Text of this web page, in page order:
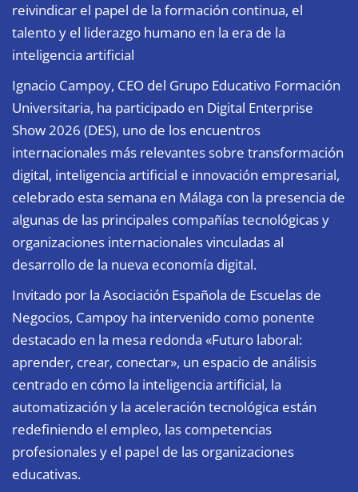
reivindicar el papel de la formación continua, el
talento y el liderazgo humano en la era de la
inteligencia artificial
Ignacio Campoy, CEO del Grupo Educativo Formación
Universitaria, ha participado en Digital Enterprise
Show 2026 (DES), uno de los encuentros
internacionales más relevantes sobre transformación
digital, inteligencia artificial e innovación empresarial,
celebrado esta semana en Málaga con la presencia de
algunas de las principales compañías tecnológicas y
organizaciones internacionales vinculadas al
desarrollo de la nueva economía digital.
Invitado por la Asociación Española de Escuelas de
Negocios, Campoy ha intervenido como ponente
destacado en la mesa redonda «Futuro laboral:
aprender, crear, conectar», un espacio de análisis
centrado en cómo la inteligencia artificial, la
automatización y la aceleración tecnológica están
redefiniendo el empleo, las competencias
profesionales y el papel de las organizaciones
educativas.